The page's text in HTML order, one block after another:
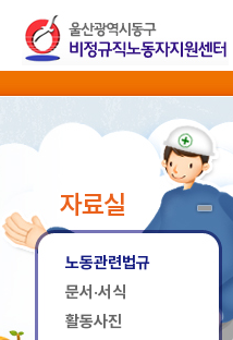
자료실
노동관련법규
문서·서식
활동사진